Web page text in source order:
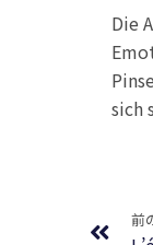
Die
sich
前